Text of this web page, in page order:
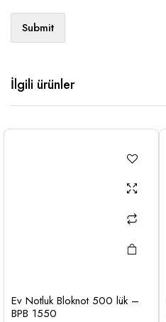
İlgili ürünler
Ev Notluk Bloknot 500 lük –
BPB 1550